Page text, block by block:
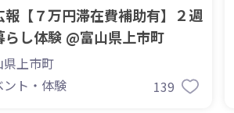
報【７万円滞在費補助有】２週
らし体験 @富山県上市町
県上市町
ント・体験
139